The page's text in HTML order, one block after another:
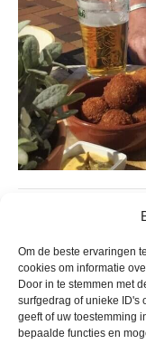
Om de beste ervaringen
cookies om informatie
Door in te stemmen met
surfgedrag of unieke ID's
geeft of uw toestemming
bepaalde functies en
VV Reiger Boys